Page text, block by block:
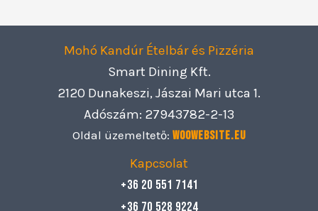
Mohó Kandúr Ételbár és Pizzéria
Smart Dining Kft.
2120 Dunakeszi, Jászai Mari utca 1.
Adószám: 27943782-2-13
Oldal üzemeltető: Woowebsite.eu
Kapcsolat
+36 20 551 7141
+36 70 528 9224